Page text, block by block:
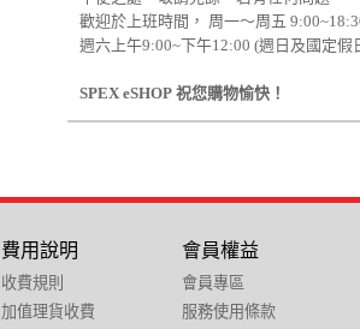
歡迎於上班時間， 周一～周五
週六上午9:00~下午12:00 (週日及國定假
SPEX eSHOP 祝您購物愉快！
費用說明
收費規則
加值理貨收費
會員權益
會員專區
服務使用條款